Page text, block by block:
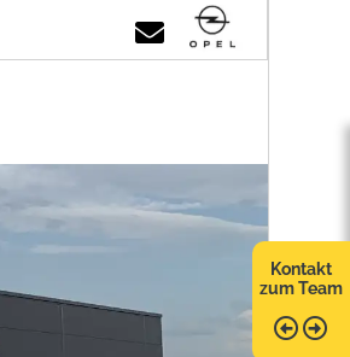
Kontakt
zum Team